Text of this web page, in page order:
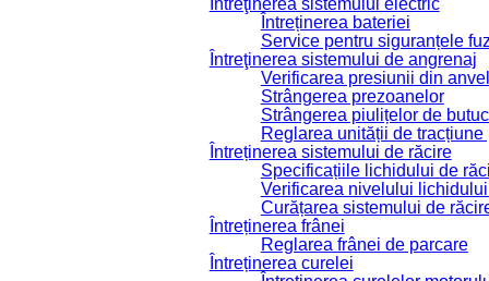
Întreținerea bateriei
Service pentru siguranțele
Întreţinerea sistemului de angrenaj
Verificarea presiunii din
Strângerea prezoanelor
Strângerea piulițelor de
Reglarea unității de
Întreținerea sistemului de răcire
Specificațiile lichidului de
Verificarea nivelului
Curățarea sistemului de
Întreținerea frânei
Reglarea frânei de parcare
Întreținerea curelei